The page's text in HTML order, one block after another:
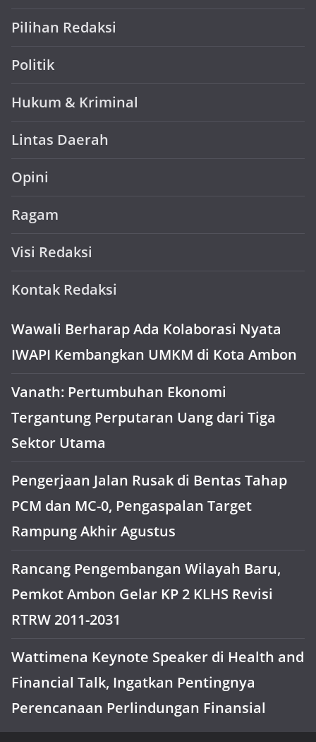
Pilihan Redaksi
Politik
Hukum & Kriminal
Lintas Daerah
Opini
Ragam
Visi Redaksi
Kontak Redaksi
Wawali Berharap Ada Kolaborasi Nyata
IWAPI Kembangkan UMKM di Kota Ambon
Vanath: Pertumbuhan Ekonomi
Tergantung Perputaran Uang dari Tiga
Sektor Utama
Pengerjaan Jalan Rusak di Bentas Tahap
PCM dan MC-0, Pengaspalan Target
Rampung Akhir Agustus
Rancang Pengembangan Wilayah Baru,
Pemkot Ambon Gelar KP 2 KLHS Revisi
RTRW 2011-2031
Wattimena Keynote Speaker di Health and
Financial Talk, Ingatkan Pentingnya
Perencanaan Perlindungan Finansial